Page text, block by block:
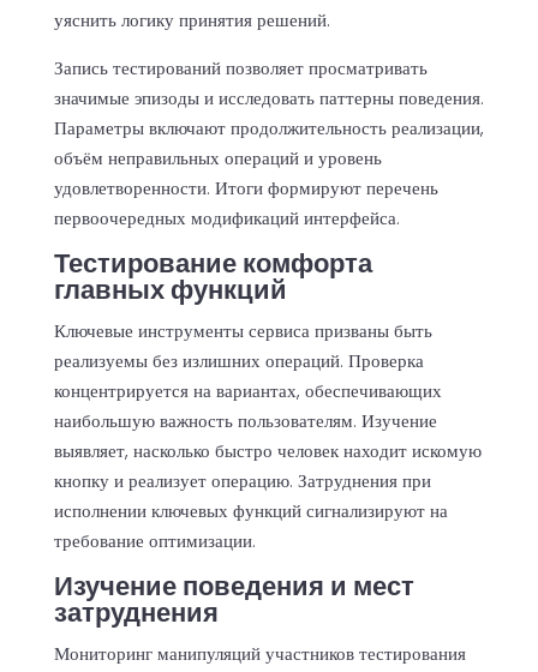
уяснить логику принятия решений.
Запись тестирований позволяет просматривать
значимые эпизоды и исследовать паттерны поведения.
Параметры включают продолжительность реализации,
объём неправильных операций и уровень
удовлетворенности. Итоги формируют перечень
первоочередных модификаций интерфейса.
Тестирование комфорта
главных функций
Ключевые инструменты сервиса призваны быть
реализуемы без излишних операций. Проверка
концентрируется на вариантах, обеспечивающих
наибольшую важность пользователям. Изучение
выявляет, насколько быстро человек находит искомую
кнопку и реализует операцию. Затруднения при
исполнении ключевых функций сигнализируют на
требование оптимизации.
Изучение поведения и мест
затруднения
Мониторинг манипуляций участников тестирования